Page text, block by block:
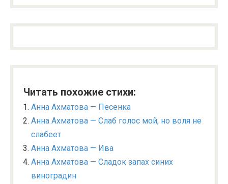
Читать похожие стихи:
Анна Ахматова — Песенка
Анна Ахматова — Слаб голос мой, но воля не
слабеет
Анна Ахматова — Ива
Анна Ахматова — Сладок запах синих
виноградин